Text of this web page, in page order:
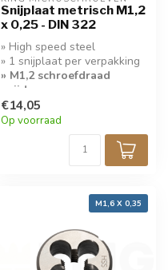
Snijplaat metrisch M1,2
x 0,25 - DIN 322
» High speed steel
» 1 snijplaat per verpakking
» M1,2 schroefdraad
snijden
€14,05
Op voorraad
M1,6 X 0,35